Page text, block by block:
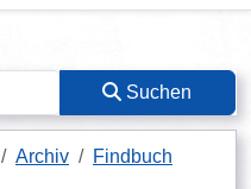
Suchen
Archiv
Findbuch